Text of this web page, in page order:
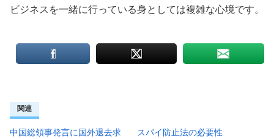
ビジネスを一緒に行っている身としては複雑な心境です。
関連
中国総領事発言に国外退去求
スパイ防止法の必要性